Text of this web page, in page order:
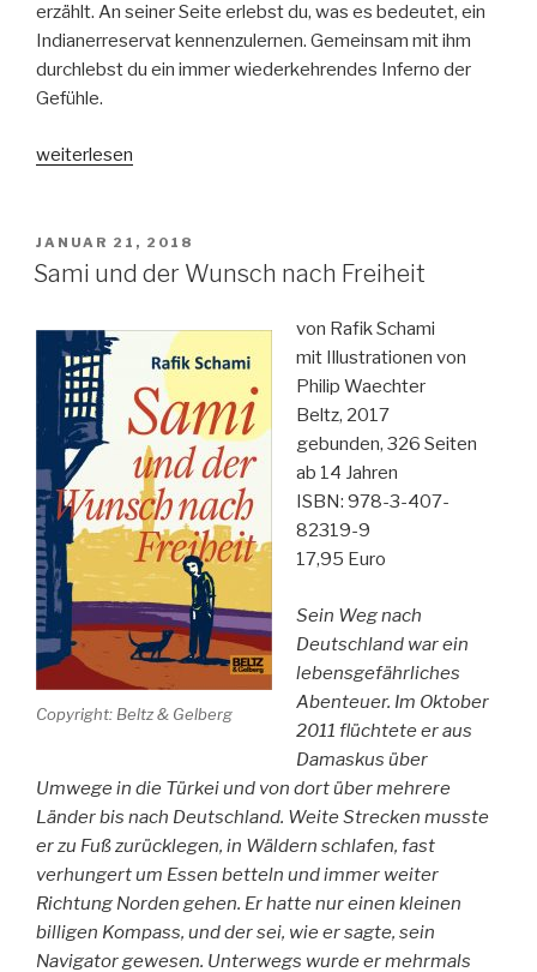
erzählt. An seiner Seite erlebst du, was es bedeutet, ein
Indianerreservat kennenzulernen. Gemeinsam mit ihm
durchlebst du ein immer wiederkehrendes Inferno der
Gefühle.
„Die
Steine“
weiterlesen
VERÖFFENTLICHT
AM
JANUAR 21, 2018
Sami und der Wunsch nach Freiheit
Copyright: Beltz & Gelberg
von Rafik Schami
mit Illustrationen von
Philip Waechter
Beltz, 2017
gebunden, 326 Seiten
ab 14 Jahren
ISBN: 978-3-407-
82319-9
17,95 Euro
Sein Weg nach
Deutschland war ein
lebensgefährliches
Abenteuer. Im Oktober
2011 flüchtete er aus
Damaskus über
Umwege in die Türkei und von dort über mehrere
Länder bis nach Deutschland. Weite Strecken musste
er zu Fuß zurücklegen, in Wäldern schlafen, fast
verhungert um Essen betteln und immer weiter
Richtung Norden gehen. Er hatte nur einen kleinen
billigen Kompass, und der sei, wie er sagte, sein
Navigator gewesen. Unterwegs wurde er mehrmals